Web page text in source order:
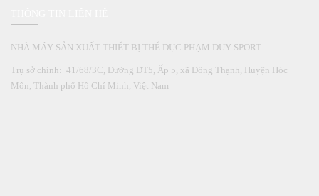
NHÀ MÁY SẢN XUẤT THIẾT BỊ THỂ DỤC PHẠM DUY SPORT
Trụ sở chính: 41/68/3C, Đường DT5, Ấp 5, xã Đông Thạnh, Huyện Hóc
Môn, Thành phố Hồ Chí Minh, Việt Nam